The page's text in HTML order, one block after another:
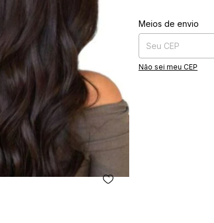
Entregas para o CEP:
Meios de envio
Não sei meu CEP